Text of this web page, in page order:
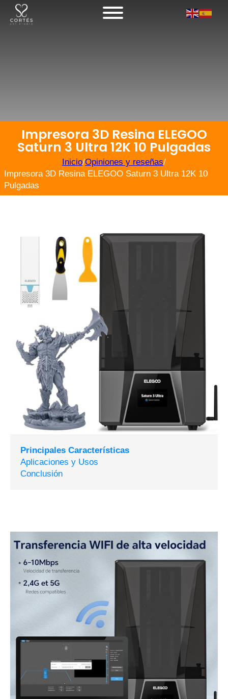
Impresora 3D Resina ELEGOO
Saturn 3 Ultra 12K 10 Pulgadas
Inicio/Opiniones y reseñas/
Impresora 3D Resina ELEGOO Saturn 3 Ultra 12K 10
Pulgadas
Principales Características
Aplicaciones y Usos
Conclusión